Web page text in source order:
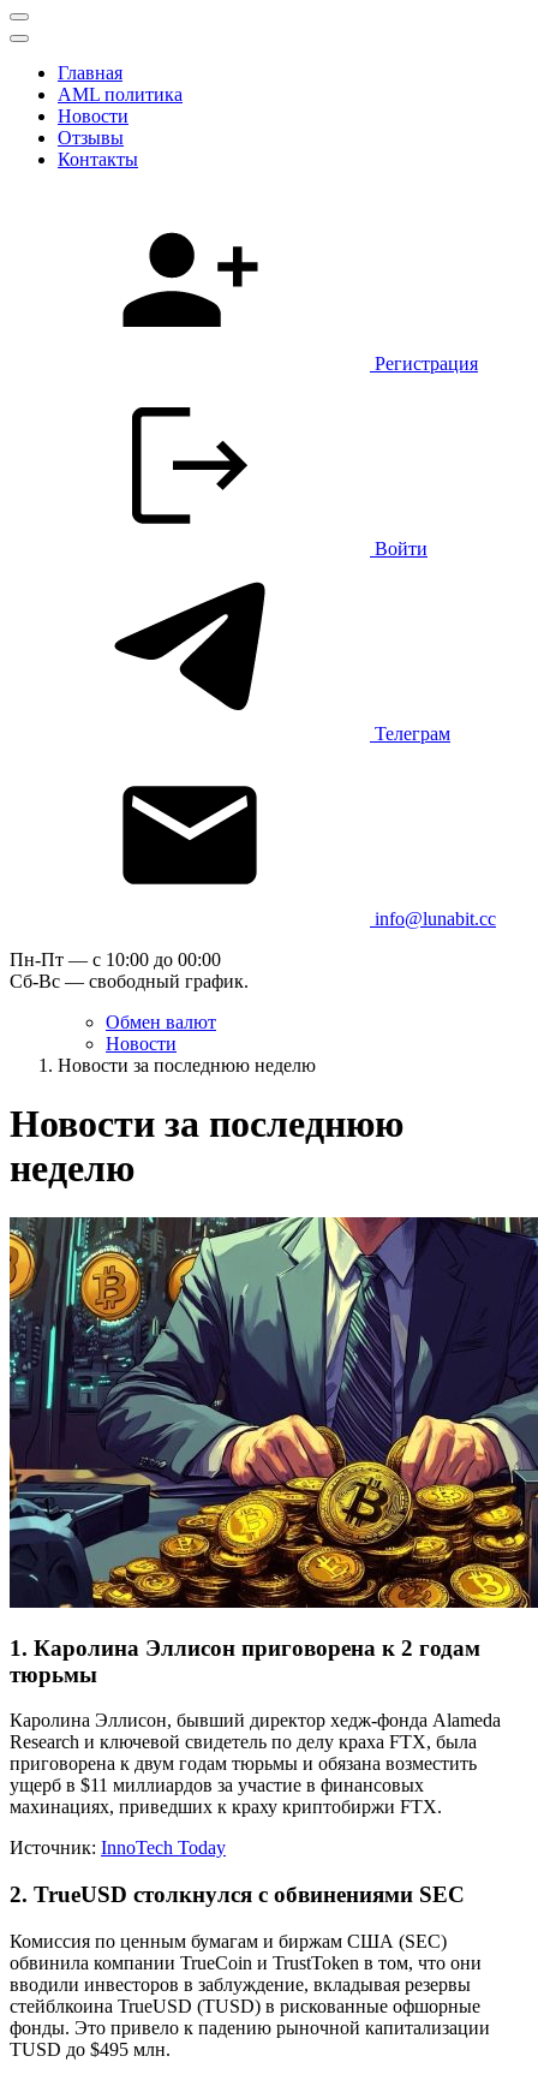
Главная
AML политика
Новости
Отзывы
Контакты
Регистрация
Войти
Телеграм
info@lunabit.cc
Пн-Пт — c 10:00 до 00:00
Сб-Вс — свободный график.
Обмен валют
Новости
Новости за последнюю неделю
Новости за последнюю
неделю
1. Каролина Эллисон приговорена к 2 годам
тюрьмы
Каролина Эллисон, бывший директор хедж-фонда Alameda
Research и ключевой свидетель по делу краха FTX, была
приговорена к двум годам тюрьмы и обязана возместить
ущерб в $11 миллиардов за участие в финансовых
махинациях, приведших к краху криптобиржи FTX.
Источник: InnoTech Today
2. TrueUSD столкнулся с обвинениями SEC
Комиссия по ценным бумагам и биржам США (SEC)
обвинила компании TrueCoin и TrustToken в том, что они
вводили инвесторов в заблуждение, вкладывая резервы
стейблкоина TrueUSD (TUSD) в рискованные офшорные
фонды. Это привело к падению рыночной капитализации
TUSD до $495 млн.